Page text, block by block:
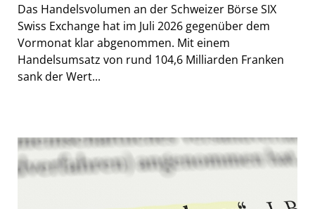
Das Handelsvolumen an der Schweizer Börse SIX
Swiss Exchange hat im Juli 2026 gegenüber dem
Vormonat klar abgenommen. Mit einem
Handelsumsatz von rund 104,6 Milliarden Franken
sank der Wert...